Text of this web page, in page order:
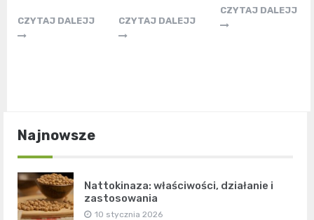
CZYTAJ DALEJJ CZYTAJ DALEJJ
CZYTAJ DALEJJ
Najnowsze
Nattokinaza: właściwości, działanie i
zastosowania
10 stycznia 2026